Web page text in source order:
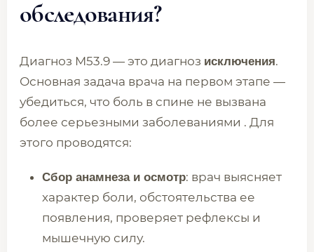
обследования?
Диагноз M53.9 — это диагноз исключения.
Основная задача врача на первом этапе —
убедиться, что боль в спине не вызвана
более серьезными заболеваниями . Для
этого проводятся:
Сбор анамнеза и осмотр: врач выясняет
характер боли, обстоятельства ее
появления, проверяет рефлексы и
мышечную силу.